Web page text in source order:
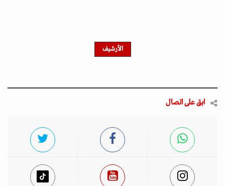
الأرشيف
ابق على اتصال